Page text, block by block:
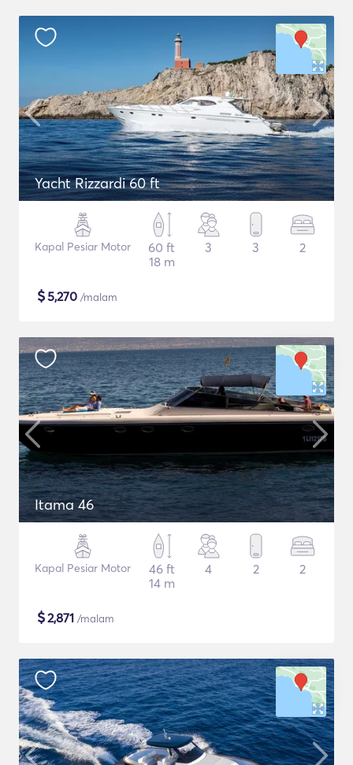
Yacht Rizzardi 60 ft
Kapal Pesiar Motor
60 ft
18 m
3 3 2
$5,270 /malam
Itama 46
Kapal Pesiar Motor
46 ft
14 m
4 2 2
$2,871 /malam